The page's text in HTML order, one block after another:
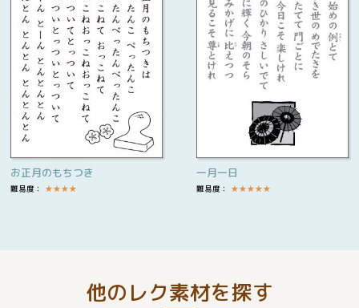
お正月のもちつき
難易度： ★★★★
一月一日
難易度： ★★★★★
他のレク素材を探す